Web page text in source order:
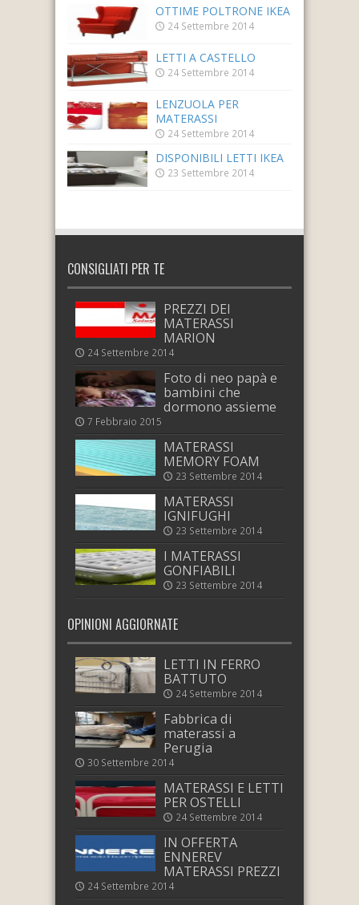
OTTIME POLTRONE IKEA
24 Settembre 2014
LETTI A CASTELLO
24 Settembre 2014
LENZUOLA PER
MATERASSI
24 Settembre 2014
DISPONIBILI LETTI IKEA
23 Settembre 2014
CONSIGLIATI PER TE
PREZZI DEI
MATERASSI
MARION
24 Settembre 2014
Foto di neo papà e
bambini che
dormono assieme
7 Febbraio 2015
MATERASSI
MEMORY FOAM
23 Settembre 2014
MATERASSI
IGNIFUGHI
23 Settembre 2014
I MATERASSI
GONFIABILI
23 Settembre 2014
OPINIONI AGGIORNATE
LETTI IN FERRO
BATTUTO
24 Settembre 2014
Fabbrica di
materassi a
Perugia
30 Settembre 2014
MATERASSI E LETTI
PER OSTELLI
24 Settembre 2014
IN OFFERTA
ENNEREV
MATERASSI PREZZI
24 Settembre 2014